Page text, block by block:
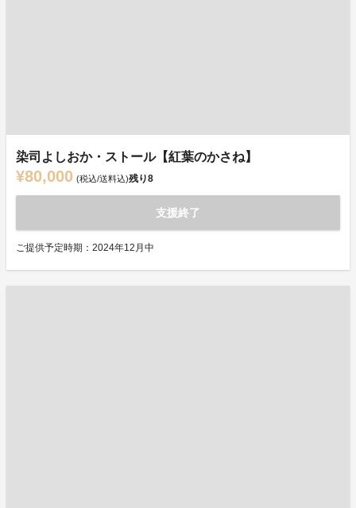
染司よしおか・ストール【紅葉のかさね】
¥80,000 (税込/送料込)残り8
支援終了
ご提供予定時期：2024年12月中